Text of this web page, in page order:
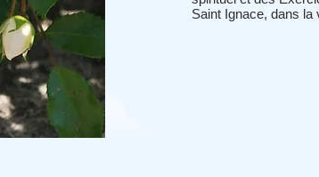
Saint Ignace, dans la